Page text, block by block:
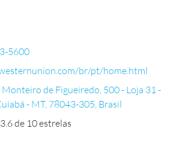
5600
br/pt/home.html
Monteiro de Figueiredo, 500 - Loja 31 -
- MT, 78043-305, Brasil
3.6 de 10 estrelas